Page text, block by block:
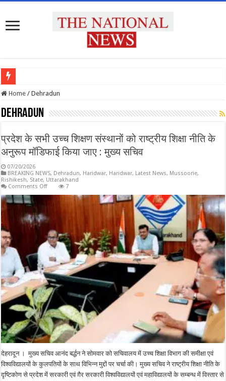
Home / Dehradun
Dehradun
प्रदेश के सभी उच्च शिक्षण संस्थानों को राष्ट्रीय शिक्षा नीति के
अनुरूप मॉडिफाई किया जाए : मुख्य सचिव
07/20/2026
BREAKING NEWS, Dehradun, Haridwar, Haridwar, Latest News, Mussoorie,
Rishikesh, State, Uttarakhand
Comments Offon
शिक्षण
को
राष्ट्रीय
शिक्षा
नीति
के
अनुरूप
मॉडिफाई
किया
जाए
:
मुख्य
सचिव
7
देहरादून । मुख्य सचिव आनंद बर्द्धन ने सोमवार को सचिवालय में उच्च शिक्षा विभाग की समीक्षा एवं
विश्वविद्यालयों के कुलपतियों के साथ विभिन्न मुद्दों पर चर्चा की। मुख्य सचिव ने राष्ट्रीय शिक्षा नीति के
दृष्टिकोण से प्रदेश में सरकारी एवं ग़ैर सरकारी विश्वविद्यालयों एवं महाविद्यालयों के सम्बन्ध में विस्तार से